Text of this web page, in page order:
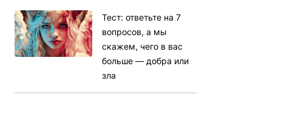
Тест: ответьте на 7
вопросов, а мы
скажем, чего в вас
больше — добра или
зла